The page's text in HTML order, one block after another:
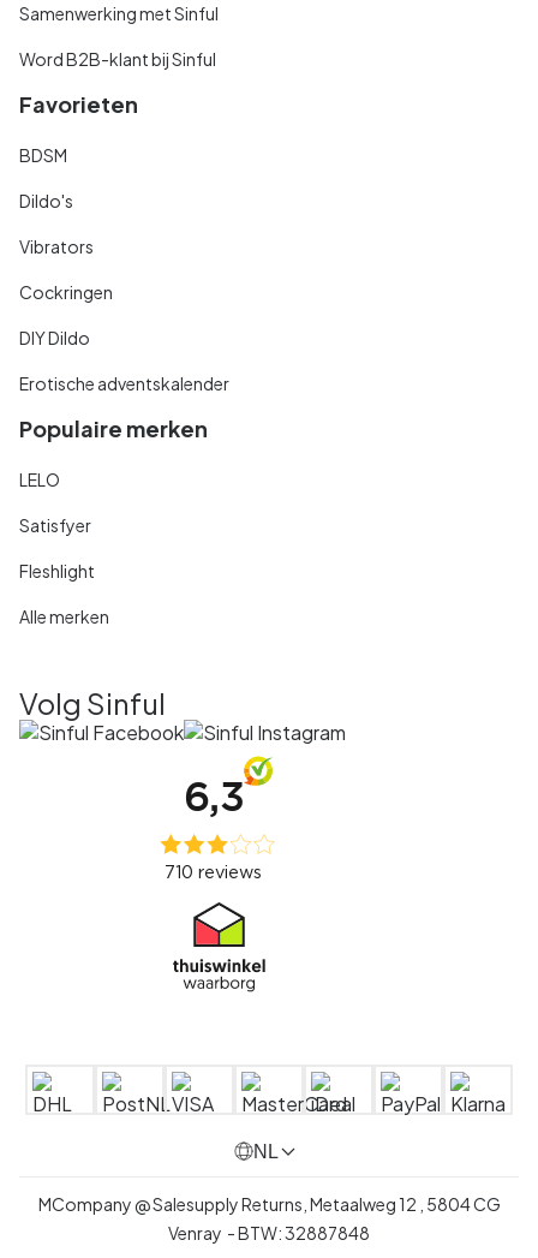
Samenwerking met Sinful
Word B2B-klant bij Sinful
Favorieten
BDSM
Dildo's
Vibrators
Cockringen
DIY Dildo
Erotische adventskalender
Populaire merken
LELO
Satisfyer
Fleshlight
Alle merken
Volg Sinful
NL
MCompany @ Salesupply Returns, Metaalweg 12 5804 CG
Venray - BTW:32887848